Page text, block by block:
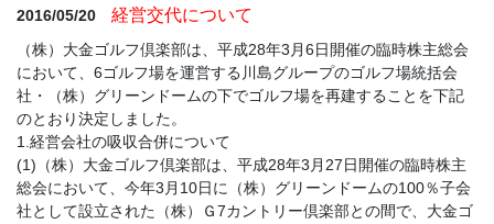
2016/05/20 経営交代について
（株）大金ゴルフ倶楽部は、平成28年3月6日開催の臨時株主総会
において、6ゴルフ場を運営する川島グループのゴルフ場統括会
社・（株）グリーンドームの下でゴルフ場を再建することを下記
のとおり決定しました。
1.経営会社の吸収合併について
(1)（株）大金ゴルフ倶楽部は、平成28年3月27日開催の臨時株主
総会において、今年3月10日に（株）グリーンドームの100％子会
社として設立された（株）Ｇ7カントリー倶楽部との間で、大金ゴ